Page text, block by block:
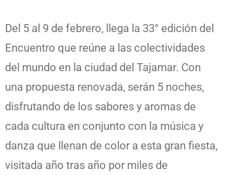
Del 5 al 9 de febrero, llega la 33° edición del
Encuentro que reúne a las colectividades
del mundo en la ciudad del Tajamar. Con
una propuesta renovada, serán 5 noches,
disfrutando de los sabores y aromas de
cada cultura en conjunto con la música y
danza que llenan de color a esta gran fiesta,
visitada año tras año por miles de